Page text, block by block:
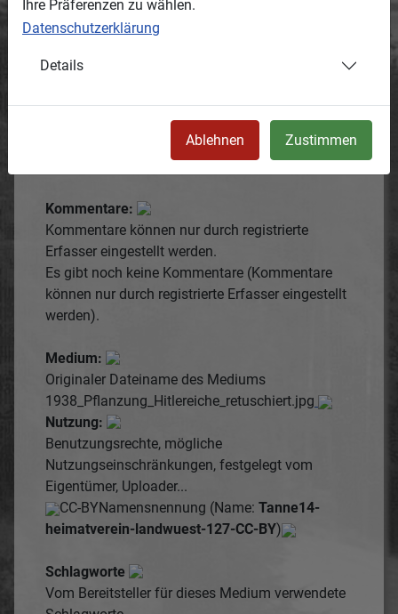
Ort:
ist.
vor der emeligen Gemeindeverwaltung, an
Rohrbacher Str. , Blick nach südwesten
Kommentare:
Kommentare können nur durch registrierte
Erfasser eingestellt werden.
Es gibt noch keine Kommentare (Kommentare
können nur durch registrierte Erfasser eingestellt
werden).
Medium:
Originaler Dateiname des Mediums
1938_Pflanzung_Hitlereiche_retuschiert.jpg
Nutzung:
Benutzungsrechte, mögliche
Nutzungseinschränkungen, festgelegt vom
Eigentümer, Uploader...
CC-BY Namensnennung (Name: Tanne14-
heimatverein-landwuest-127-CC-BY)
Schlagworte
Vom Bereitsteller für dieses Medium verwendete
Ihre Präferenzen zu wählen.
Datenschutzerklärung
Details
Ablehnen Zustimmen